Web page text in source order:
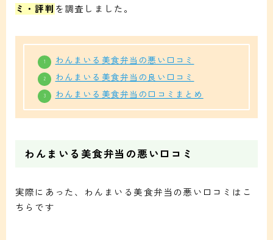
ミ・評判 を調査しました。
わんまいる美食弁当の悪い口コミ
わんまいる美食弁当の良い口コミ
わんまいる美食弁当の口コミまとめ
わんまいる美食弁当の悪い口コミ
実際にあった、わんまいる美食弁当の悪い口コミはこ
ちらです